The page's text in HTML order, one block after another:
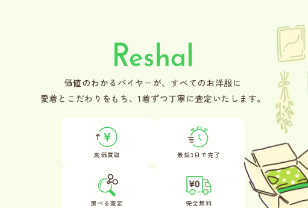
価値のわかるバイヤーが、すべてのお洋服に
愛着とこだわりをもち、1着ずつ丁寧に査定いたします。
高価買取 最短3日で完了
選べる査定 完全無料